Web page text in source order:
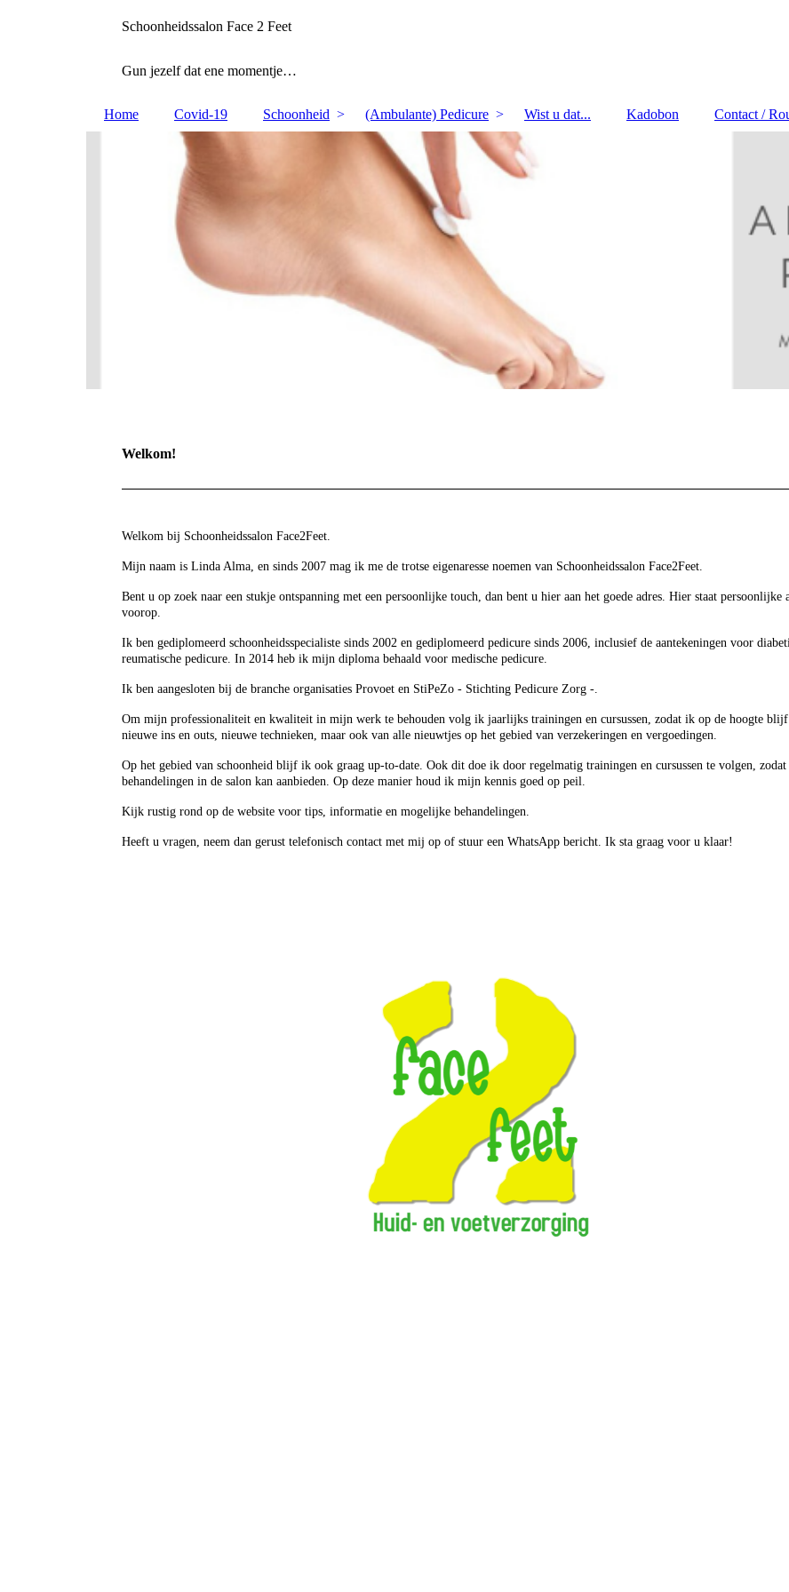
Schoonheidssalon Face 2 Feet
Gun jezelf dat ene momentje…
Home Covid-19 Schoonheid (Ambulante) Pedicure Wist u dat... Kadobon Contact /
Welkom!
Welkom bij Schoonheidssalon Face2Feet.
Mijn naam is Linda Alma, en sinds 2007 mag ik me de trotse eigenaresse noemen van Schoonheidssalon Face2Feet.
Bent u op zoek naar een stukje ontspanning met een persoonlijke touch, dan bent u hier aan het goede adres. Hier staat persoonlijke
voorop.
Ik ben gediplomeerd schoonheidsspecialiste sinds 2002 en gediplomeerd pedicure sinds 2006, inclusief de aantekeningen voor
reumatische pedicure. In 2014 heb ik mijn diploma behaald voor medische pedicure.
Ik ben aangesloten bij de branche organisaties Provoet en StiPeZo - Stichting Pedicure Zorg -.
Om mijn professionaliteit en kwaliteit in mijn werk te behouden volg ik jaarlijks trainingen en cursussen, zodat ik op de hoogte
nieuwe ins en outs, nieuwe technieken, maar ook van alle nieuwtjes op het gebied van verzekeringen en vergoedingen.
Op het gebied van schoonheid blijf ik ook graag up-to-date. Ook dit doe ik door regelmatig trainingen en cursussen te volgen,
behandelingen in de salon kan aanbieden. Op deze manier houd ik mijn kennis goed op peil.
Kijk rustig rond op de website voor tips, informatie en mogelijke behandelingen.
Heeft u vragen, neem dan gerust telefonisch contact met mij op of stuur een WhatsApp bericht. Ik sta graag voor u klaar!